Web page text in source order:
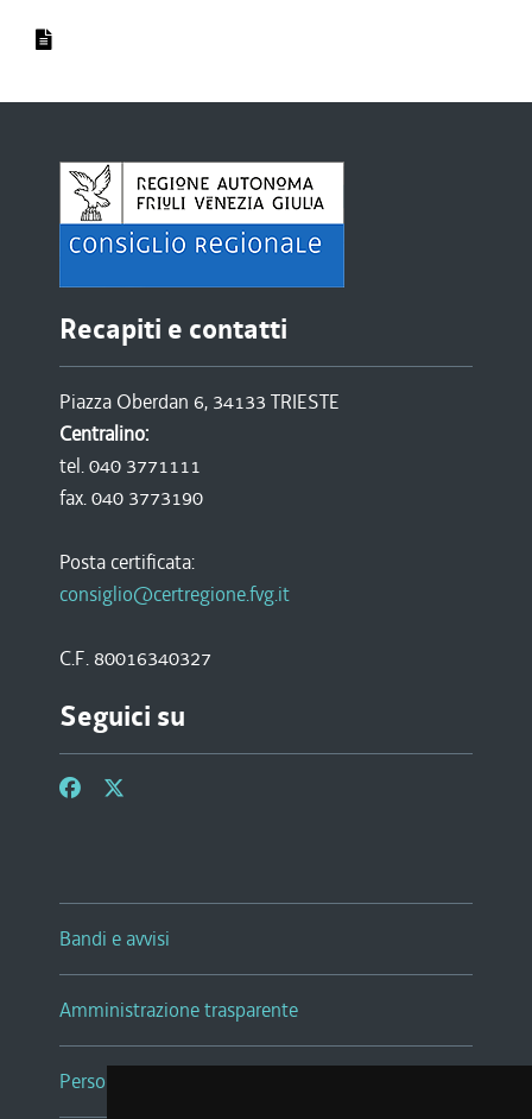
Recapiti e contatti
Piazza Oberdan 6, 34133 TRIESTE
Centralino:
tel. 040 3771111
fax. 040 3773190
Posta certificata:
consiglio@certregione.fvg.it
C.F. 80016340327
Seguici su
Bandi e avvisi
Amministrazione trasparente
Persone e Uffici